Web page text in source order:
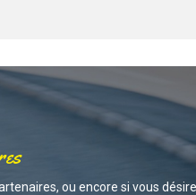
ou encore si vous